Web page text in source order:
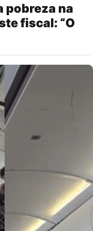
pobreza na
fiscal: “O